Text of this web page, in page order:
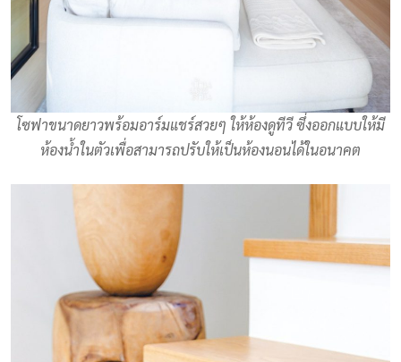
โซฟาขนาดยาวพร้อมอาร์มแชร์สวยๆ ให้ห้องดูทีวี ซึ่งออกแบบให้มี
ห้องน้ำในตัวเพื่อสามารถปรับให้เป็นห้องนอนได้ในอนาคต